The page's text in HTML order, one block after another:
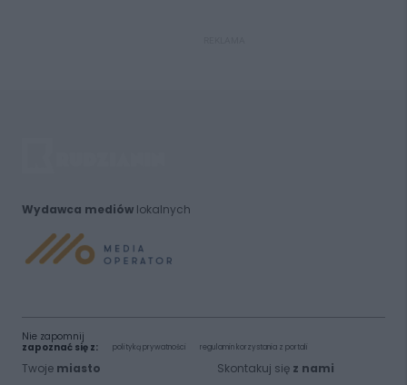
Wydawca mediówlokalnych
Nie zapomnij
zapoznać się z:
polityką prywatności regulamin korzystania z portali
Twoje miasto Skontakuj się z nami